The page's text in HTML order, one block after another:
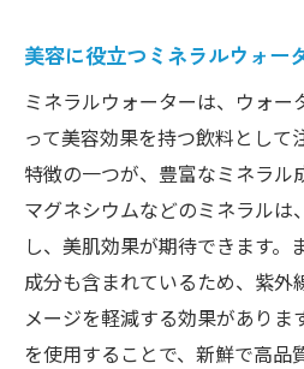
美容に役立つミネラルウォー
ミネラルウォーターは、ウォー
って美容効果を持つ飲料として
特徴の一つが、豊富なミネラル
マグネシウムなどのミネラルは
し、美肌効果が期待できます。
成分も含まれているため、紫外
メージを軽減する効果がありま
を使用することで、新鮮で高品